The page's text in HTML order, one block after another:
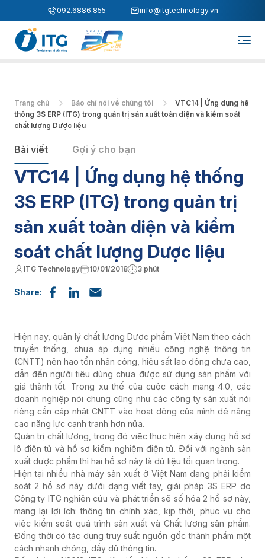
092.6886.855 info@itgtechnology.vn
Trang chủ Báo chí nói về chúng tôi
VTC14 | Ứng dụng hệ
thống 3S ERP (ITG) trong quản trị sản xuất toàn diện và kiểm soát
chất lượng Dược liệu
Bài viết Gợi ý cho bạn
VTC14 | Ứng dụng hệ thống
3S ERP (ITG) trong quản trị
sản xuất toàn diện và kiểm
soát chất lượng Dược liệu
ITG Technology 10/01/2018 3 phút
Share:
Hiện nay, quản lý chất lượng Dược phẩm Việt Nam theo cách
truyền thống, chưa áp dụng nhiều công nghệ thông tin
(CNTT) nên hao tổn nhân công, hiệu sất lao động chưa cao,
dẫn đến người tiêu dùng chưa được sử dụng sản phẩm với
giá thành tốt. Trong xu thế của cuộc cách mạng 4.0, các
doanh nghiệp nói chung cũng như các công ty sản xuất nói
riêng cần cập nhật CNTT vào hoạt động của mình đê nâng
cao năng lực cạnh tranh hơn nữa.
Quản trị chất lượng, trong đó việc thực hiện xây dựng hồ sơ
lô điện tử và hồ sơ kiểm nghiệm điện tử. Đối với ngành sản
xuất dược phẩm thì hai hồ sơ này là dữ liệu tối quan trọng.
Hiện tại nhiều nhà máy sản xuất ở Việt Nam đang phải kiểm
soát 2 hồ sơ này dưới dạng viết tay, giải pháp 3S ERP do
Công ty ITG nghiên cứu và phát triển sẽ số hóa 2 hồ sơ này,
mang lại lợi ích: thông tin chính xác, kịp thời, phục vụ cho
việc kiểm soát quá trình sản xuất và Chất lượng sản phẩm.
Đồng thời có tác dụng truy suất nguồn gốc thành phẩm một
cách nhanh chóng, đầy đủ thông tin.